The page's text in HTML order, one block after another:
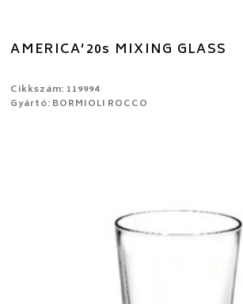
AMERICA’20s MIXING GLASS
Cikkszám: 119994
Gyártó: BORMIOLI ROCCO